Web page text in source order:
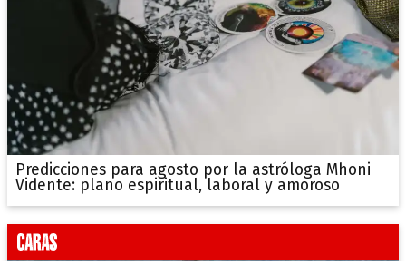
Predicciones para agosto por la astróloga Mhoni
Vidente: plano espiritual, laboral y amoroso